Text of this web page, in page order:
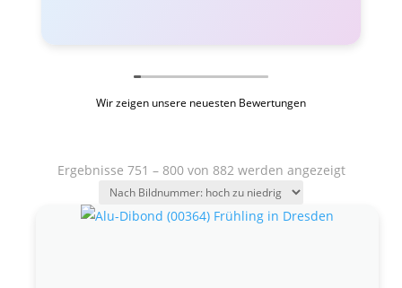
Wir zeigen unsere neuesten Bewertungen
Ergebnisse 751 – 800 von 882 werden angezeigt